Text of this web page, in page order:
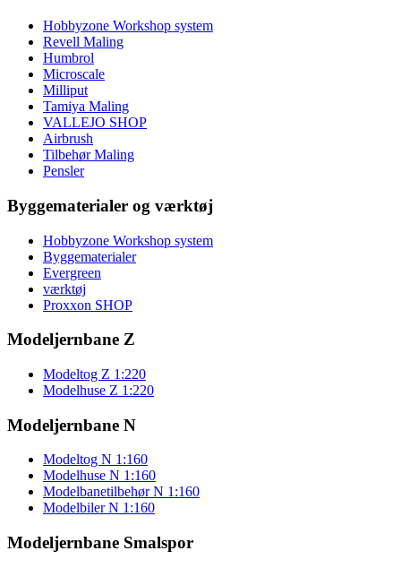
Hobbyzone Workshop system
Revell Maling
Humbrol
Microscale
Milliput
Tamiya Maling
VALLEJO SHOP
Airbrush
Tilbehør Maling
Pensler
Byggematerialer og værktøj
Hobbyzone Workshop system
Byggematerialer
Evergreen
værktøj
Proxxon SHOP
Modeljernbane Z
Modeltog Z 1:220
Modelhuse Z 1:220
Modeljernbane N
Modeltog N 1:160
Modelhuse N 1:160
Modelbanetilbehør N 1:160
Modelbiler N 1:160
Modeljernbane Smalspor